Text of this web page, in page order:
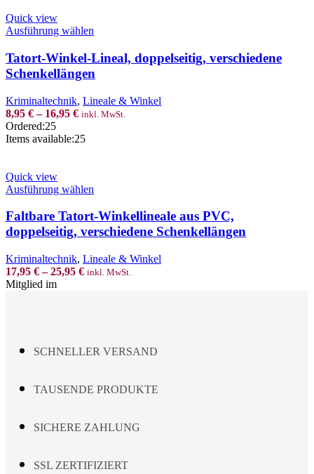
Quick view
Ausführung wählen
has
multiple
variants.
options
may
page
Tatort-Winkel-Lineal, doppelseitig, verschiedene
Schenkellängen
Kriminaltechnik, Lineale & Winkel
8,95 €– 16,95 € inkl. MwSt.
Ordered:25
Items available:25
Quick view
Ausführung wählen
has
multiple
variants.
options
may
page
Faltbare Tatort-Winkellineale aus PVC,
doppelseitig, verschiedene Schenkellängen
Kriminaltechnik, Lineale & Winkel
17,95 €–25,95 € inkl. MwSt.
Mitglied im
SCHNELLER VERSAND
TAUSENDE PRODUKTE
SICHERE ZAHLUNG
SSL ZERTIFIZIERT